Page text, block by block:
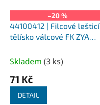
–20 %
44100412 | Filcové lešticí
tělísko válcové FK ZYA
tvrdé)
Skladem (3 ks)
71 Kč
DETAIL